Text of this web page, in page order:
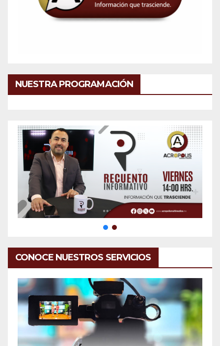
NUESTRA PROGRAMACIÓN
CONOCE NUESTROS SERVICIOS